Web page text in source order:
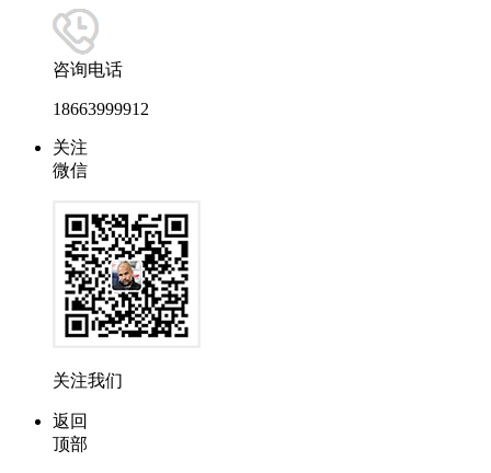
咨询电话
18663999912
关注
微信
关注我们
返回
顶部